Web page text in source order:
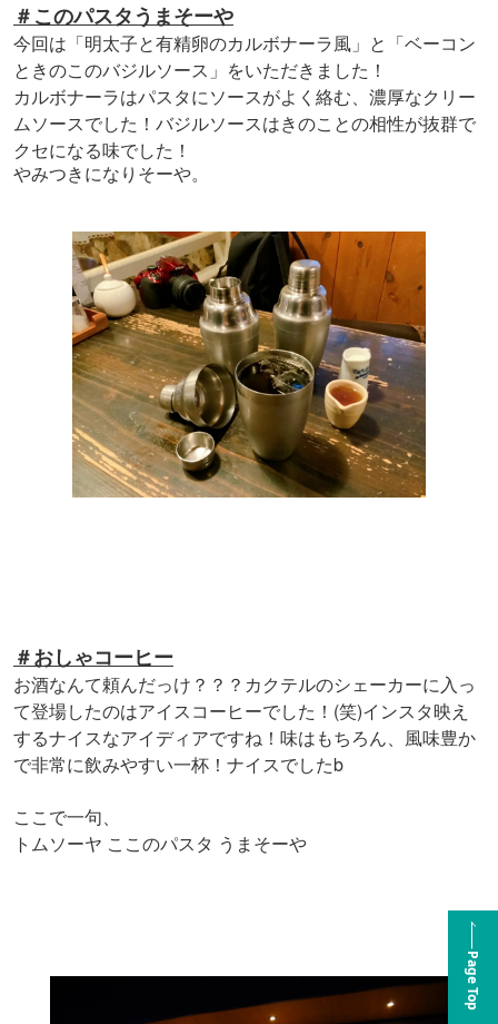
＃このパスタうまそーや
今回は「明太子と有精卵のカルボナーラ風」と「ベーコン
ときのこのバジルソース」をいただきました！
カルボナーラはパスタにソースがよく絡む、濃厚なクリー
ムソースでした！ バジルソースはきのことの相性が抜群で
クセになる味でした！
やみつきになりそーや。
＃おしゃコーヒー
お酒なんて頼んだっけ？？？ カクテルのシェーカーに入っ
て登場したのはアイスコーヒーでした！(笑)インスタ映え
するナイスなアイディアですね！味はもちろん、風味豊か
で非常に飲みやすい一杯！ ナイスでしたb
ここで一句、
トムソーヤ ここのパスタ うまそーや
Page Top